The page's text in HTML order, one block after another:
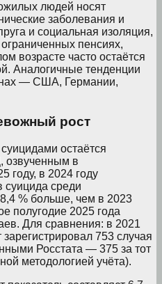
людей носят
заболевания и
и социальная изоляция,
пенсиях,
возрасте часто остаётся
Аналогичные тенденции
— США, Германии,
рост
остаётся
озвученным в
году, в 2024 году
суицида среди
% больше, чем в 2023
полугодие 2025 года
Для сравнения: в 2021
753 случая
Росстата — 375 за тот
методологией учёта).